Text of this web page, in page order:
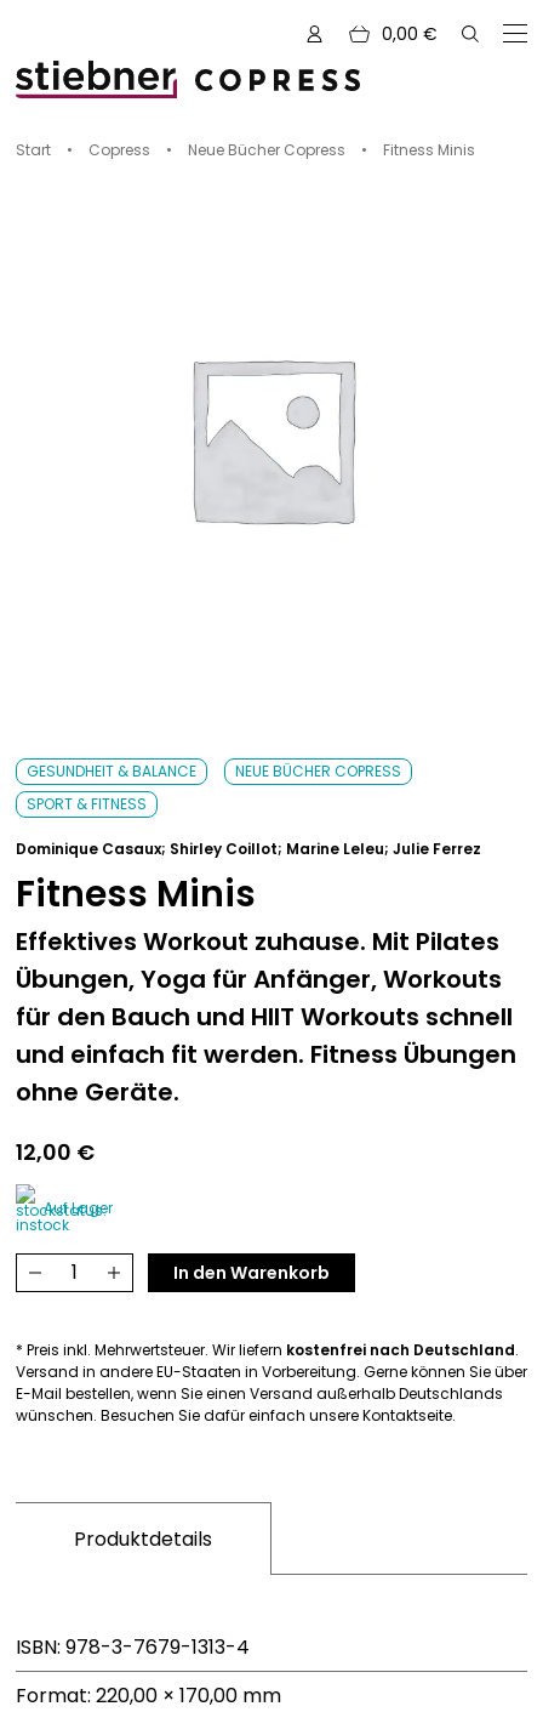
0,00 €
Nähen und Fashion
Zeichnen, Gestalten & Design
Kulinarik & Genuss
Vorschauen
Start • Copress • Neue Bücher Copress • Fitness Minis
GESUNDHEIT & BALANCE
NEUE BÜCHER COPRESS
SPORT & FITNESS
Dominique Casaux; Shirley Coillot; Marine Leleu; Julie Ferrez
Fitness Minis
Effektives Workout zuhause. Mit Pilates
Übungen, Yoga für Anfänger, Workouts
für den Bauch und HIIT Workouts schnell
und einfach fit werden. Fitness Übungen
ohne Geräte.
12,00 €
Auf Lager
Fitness
Minis
In den Warenkorb
* Preis inkl. Mehrwertsteuer. Wir liefern kostenfrei nach Deutschland.
Versand in andere EU-Staaten in Vorbereitung. Gerne können Sie über
E-Mail bestellen, wenn Sie einen Versand außerhalb Deutschlands
wünschen. Besuchen Sie dafür einfach unsere Kontaktseite.
Produktdetails
ISBN: 978-3-7679-1313-4
Format: 220,00 × 170,00 mm